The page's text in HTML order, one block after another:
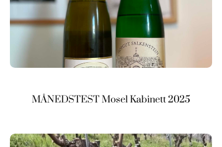
MÅNEDSTEST Mosel Kabinett 2025